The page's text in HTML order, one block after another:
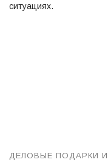
ситуациях.
ДЕЛОВЫЕ ПОДАРКИ